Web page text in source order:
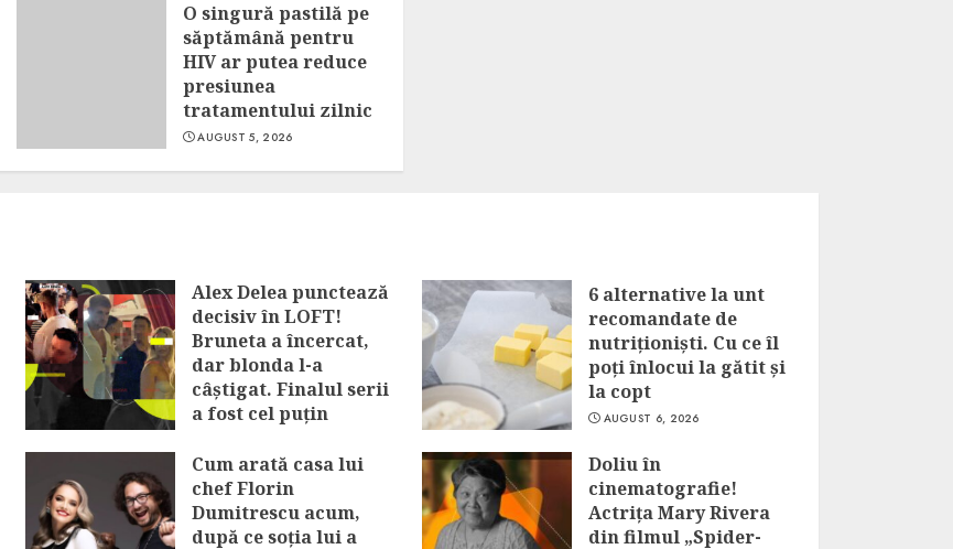
O singură pastilă pe
săptămână pentru
HIV ar putea reduce
presiunea
tratamentului zilnic
AUGUST 5, 2026
Alex Delea punctează
decisiv în LOFT!
Bruneta a încercat,
dar blonda l-a
câștigat. Finalul serii
a fost cel puțin
AUGUST 6, 2026
6 alternative la unt
recomandate de
nutriționiști. Cu ce îl
poți înlocui la gătit și
la copt
AUGUST 6, 2026
Cum arată casa lui
chef Florin
Dumitrescu acum,
după ce soția lui a
Doliu în
cinematografie!
Actrița Mary Rivera
din filmul „Spider-